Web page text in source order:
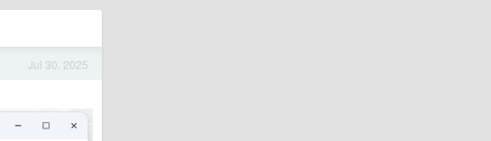
Jul 30, 2025